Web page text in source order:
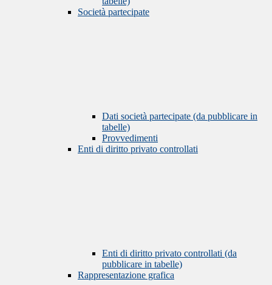
Società partecipate
Dati società partecipate (da pubblicare in
tabelle)
Provvedimenti
Enti di diritto privato controllati
Enti di diritto privato controllati (da
pubblicare in tabelle)
Rappresentazione grafica